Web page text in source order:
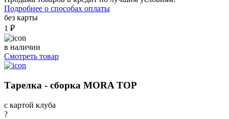
Подробнее о способах оплаты
без карты
1 ₽
в наличии
Смотреть товар
Тарелка - сборка MORA TOP
с картой клуба
?